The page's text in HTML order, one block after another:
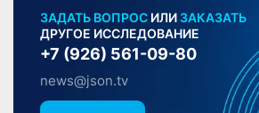
ЗАДАТЬ ВОПРОС ИЛИ ЗАКАЗАТЬ
ДРУГОЕ ИССЛЕДОВАНИЕ
+7 (926) 561-09-80
news@json.tv